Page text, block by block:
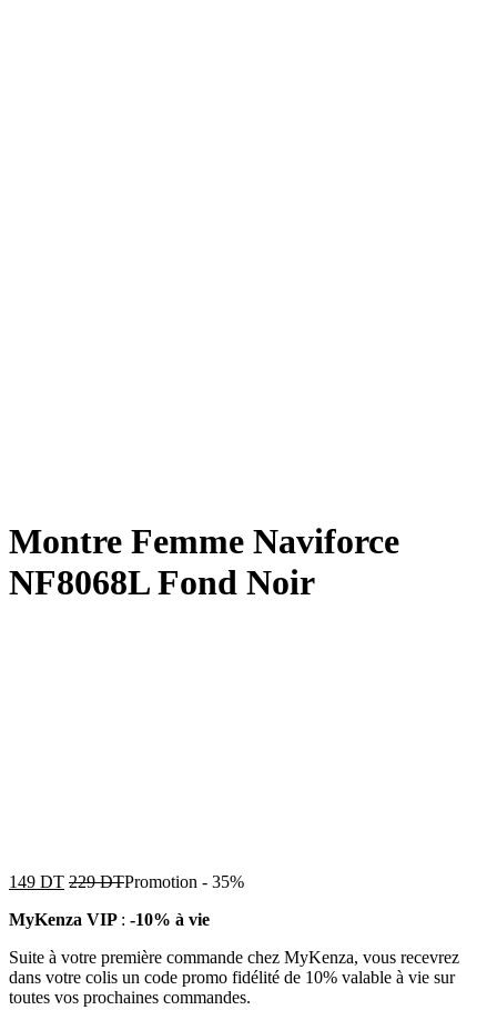
Montre Femme Naviforce
NF8068L Fond Noir
149 DT 229DTPromotion - 35%
MyKenza VIP : -10% à vie
Suite à votre première commande chez MyKenza, vous recevrez
dans votre colis un code promo fidélité de 10% valable à vie sur
toutes vos prochaines commandes.